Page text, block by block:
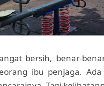
bersih, benar-
ibu penjaga.